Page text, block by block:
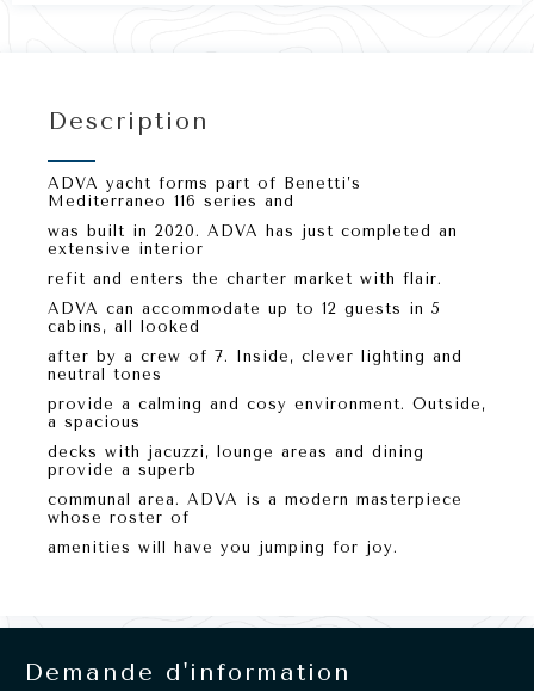
Description
ADVA yacht forms part of Benetti’s
Mediterraneo 116 series and
was built in 2020. ADVA has just completed an
extensive interior
refit and enters the charter market with flair.
ADVA can accommodate up to 12 guests in 5
cabins, all looked
after by a crew of 7. Inside, clever lighting and
neutral tones
provide a calming and cosy environment. Outside,
a spacious
decks with jacuzzi, lounge areas and dining
provide a superb
communal area. ADVA is a modern masterpiece
whose roster of
amenities will have you jumping for joy.
Demande d'information